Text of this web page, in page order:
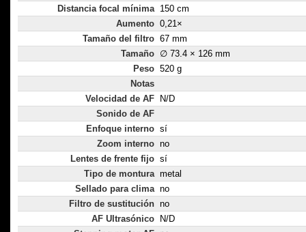
Distancia focal mínima 150 cm
Aumento 0,21×
Tamaño del filtro 67 mm
Tamaño ∅ 73.4 × 126 mm
Peso 520 g
Notas
Velocidad de AF
N/D
Sonido de AF
Enfoque interno sí
Zoom interno no
Lentes de frente fijo sí
Tipo de montura metal
Sellado para clima no
Filtro de sustitución no
AF Ultrasónico
N/D